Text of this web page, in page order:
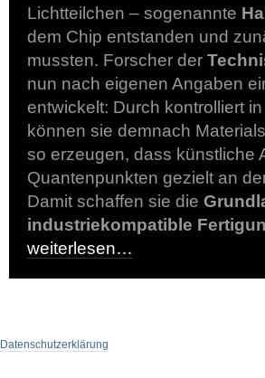
Lichtteilchen – sogenannte
dem Chip entstanden und
mussten. Forscher der
nun nach eigenen Angaben
entwickelt: Durch kontrolliert
können sie demnach
so erzeugen, dass künstliche
Quantenpunkten gezielt an
Damit schaffen sie die
industriekompatible
weiterlesen…
Datenschutzerklärung